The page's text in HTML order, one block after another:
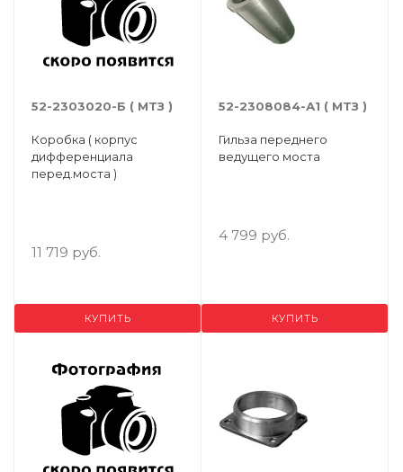
52-2303020-Б ( МТЗ )
Коробка ( корпус
дифференциала
перед.моста )
11 719 руб.
КУПИТЬ
52-2308084-А1 ( МТЗ )
Гильза переднего
ведущего моста
4 799 руб.
КУПИТЬ